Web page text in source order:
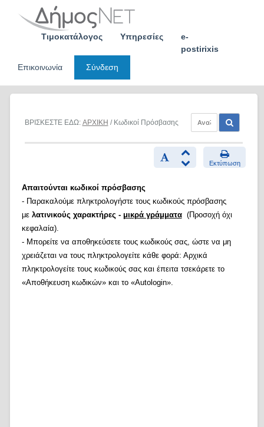
Τιμοκατάλογος Υπηρεσίες
e-
postirixis
Επικοινωνία
Σύνδεση
ΒΡΙΣΚΕΣΤΕ ΕΔΩ: ΑΡΧΙΚΗ / Κωδικοί Πρόσβασης
Εκτύπωση
Απαιτούνται κωδικοί πρόσβασης
- Παρακαλούμε πληκτρολογήστε τους κωδικούς πρόσβασης
με λατινικούς χαρακτήρες - μικρά γράμματα(Προσοχή όχι
κεφαλαία).
- Μπορείτε να αποθηκεύσετε τους κωδικούς σας, ώστε να μη
χρειάζεται να τους πληκτρολογείτε κάθε φορά: Αρχικά
πληκτρολογείτε τους κωδικούς σας και έπειτα τσεκάρετε το
«Αποθήκευση κωδικών» και το «Autologin».